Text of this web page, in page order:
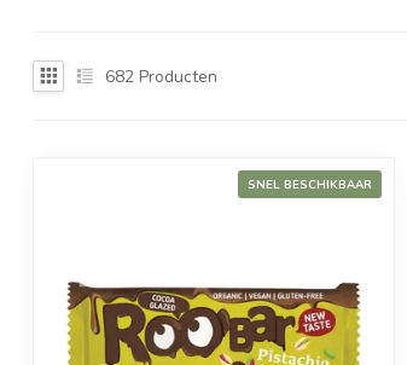
682 Producten
SNEL BESCHIKBAAR